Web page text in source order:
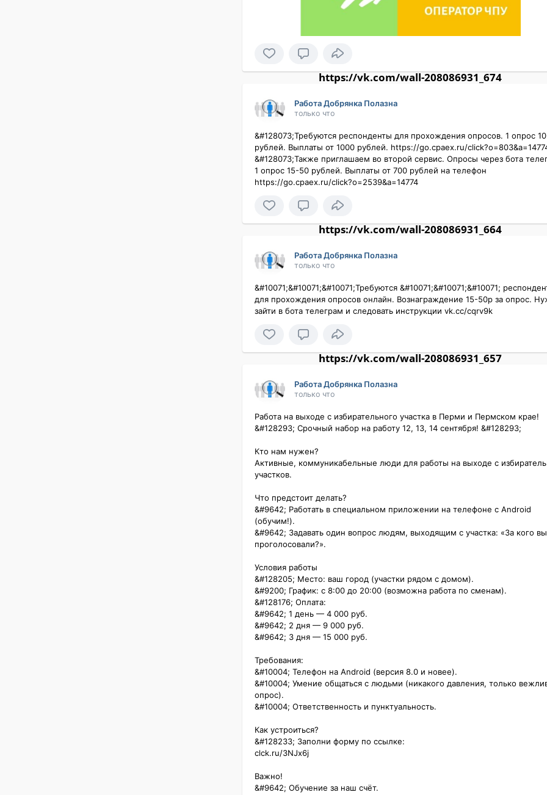
https://vk.com/wall-208086931_674
Работа Добрянка Полазна
только что
&#128073;Требуются респонденты для прохождения опросов. 1 опрос
рублей. Выплаты от 1000 рублей. https://go.cpaex.ru/
&#128073;Также приглашаем во второй сервис. Опросы через бота
1 опрос 15-50 рублей. Выплаты от 700 рублей на телефон
https://go.cpaex.ru/click?o=2539&a=14774
https://vk.com/wall-208086931_664
Работа Добрянка Полазна
только что
&#10071;&#10071;&#10071;Требуются &#10071;&#10071;&#10071;
для прохождения опросов онлайн. Вознаграждение 15-50р за опрос.
зайти в бота телеграм и следовать инструкции vk.cc/cqrv9k
https://vk.com/wall-208086931_657
Работа Добрянка Полазна
только что
Работа на выходе с избирательного участка в Перми и Пермском крае!
&#128293; Срочный набор на работу 12, 13, 14 сентября! &#128293;
Кто нам нужен?
Активные, коммуникабельные люди для работы на выходе с
участков.
Что предстоит делать?
&#9642; Работать в специальном приложении на телефоне с Android
(обучим!).
&#9642; Задавать один вопрос людям, выходящим с участка: «За кого вы
проголосовали?».
Условия работы
&#128205; Место: ваш город (участки рядом с домом).
&#9200; График: с 8:00 до 20:00 (возможна работа по сменам).
&#128176; Оплата:
&#9642; 1 день — 4 000 руб.
&#9642; 2 дня — 9 000 руб.
&#9642; 3 дня — 15 000 руб.
Требования:
&#10004; Телефон на Android (версия 8.0 и новее).
&#10004; Умение общаться с людьми (никакого давления, только
опрос).
&#10004; Ответственность и пунктуальность.
Как устроиться?
&#128233; Заполни форму по ссылке:
clck.ru/3NJx6j
Важно!
&#9642; Обучение за наш счёт.